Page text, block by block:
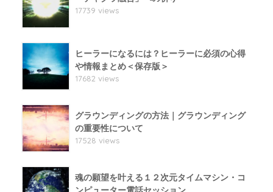
17739 views
ヒーラーになるには？ヒーラーに必須の心得
や情報まとめ＜保存版＞
17682 views
グラウンディングの方法｜グラウンディング
の重要性について
17528 views
魂の願望を叶える１２次元タイムマシン・コ